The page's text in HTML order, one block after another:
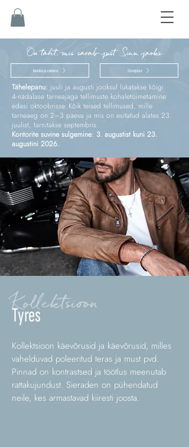
On täht, mis särab just Sinu jaoks
Kinnitus ja esimene Sünnipäev
Tähelepanu: juuli ja augusti jooksul lükatakse kõigi
4‑nädalase tarneajaga tellimuste kohaletoimetamine
edasi oktoobrisse. Kõik teised tellimused, mille
tarneaeg on 2–3 päeva ja mis on esitatud alates 23.
juulist, tarnitakse septembris.
Kontorite suvine sulgemine: 3. augustist kuni 23.
augustini 2026.
Kollektsioon
Tyres
Kollektsioon käevõrusid ja käevõrusid, milles
vahelduvad poleeritud teras ja must pvd.
Pinnad on kontrastsed ja töötlus meenutab
rattakujundust. Sieraden on pühendatud
neile, kes armastavad kiiresti joosta.